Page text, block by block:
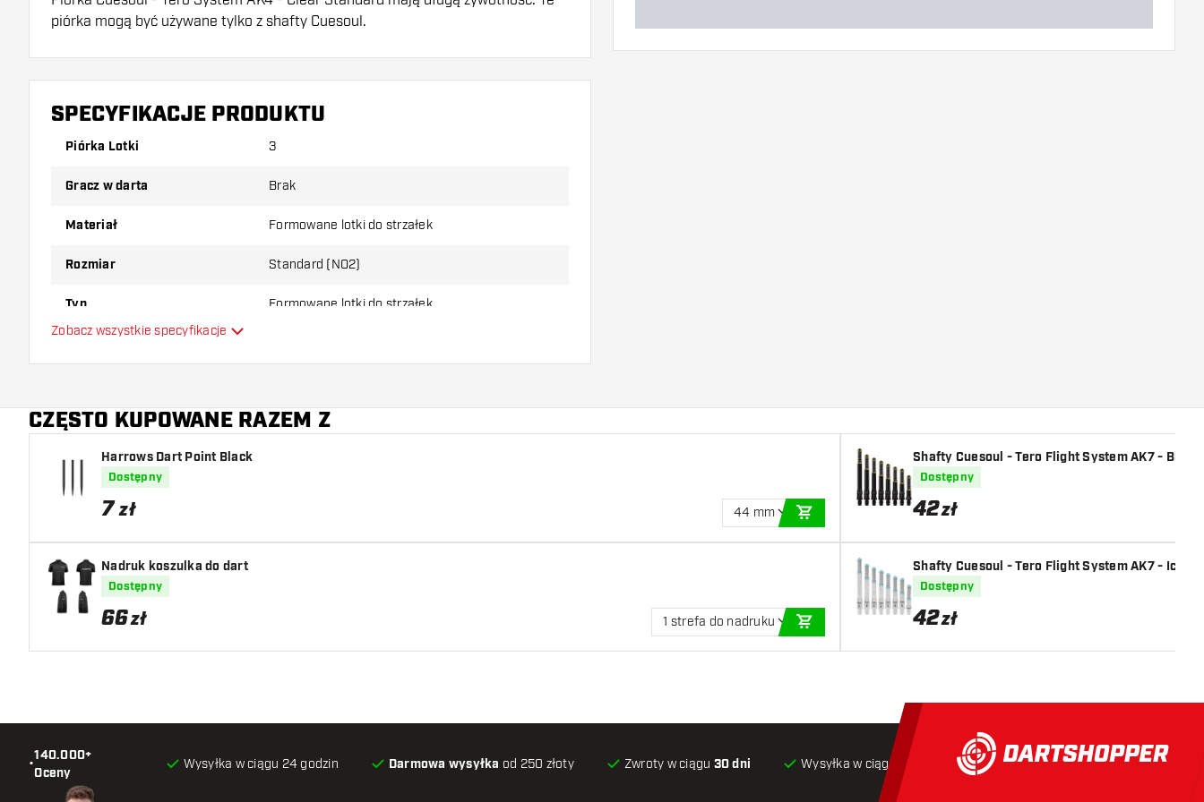
piórka mogą być używane tylko z shafty Cuesoul.
Upewnij się, że masz pod ręką dużo piórek i shaftów. Mogą one zostać
uszkodzone lub złamane w wyniku użytkowania.
który wariant najbardziej Ci odpowiada!
SPECYFIKACJE PRODUKTU
Piórka Lotki 3
Gracz w darta Brak
Materiał Formowane lotki do strzałek
Rozmiar Standard (NO2)
Typ Formowane lotki do strzałek
Zobacz wszystkie specyfikacje
CZĘSTO KUPOWANE RAZEM Z
Harrows Dart Point Black
Dostępny
7 zł 44 mm
Nadruk koszulka do dart
Dostępny
66zł 1 strefa do nadruku
Shafty Cuesoul - Tero Flight System AK7 - Black
Dostępny
42zł
Shafty Cuesoul - Tero Flight System AK7 - Ice
Dostępny
42zł
•
140.000+
Oceny
Wysyłka w ciągu 24 godzin Darmowa wysyłka od 250 złoty Zwroty w ciągu 30 dni Wysyłka w ciągu 24 godzin Darmowa wysyłka od 250 złoty